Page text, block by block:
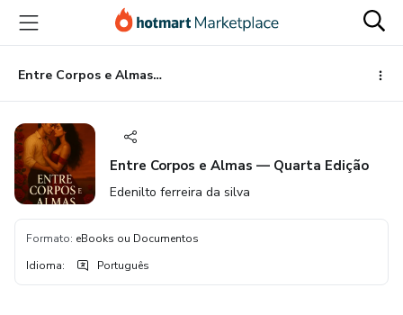
para
conteúdo
principal
para
pagamento
para
rodapé
Entre Corpos e Almas — Quarta Edição
Entre Corpos e Almas — Quarta Edição
Edenilto ferreira da silva
Formato: eBooks ou Documentos
Idioma: Português